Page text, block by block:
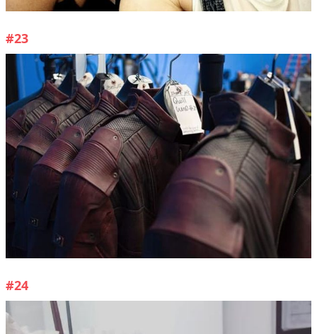
#23
#24